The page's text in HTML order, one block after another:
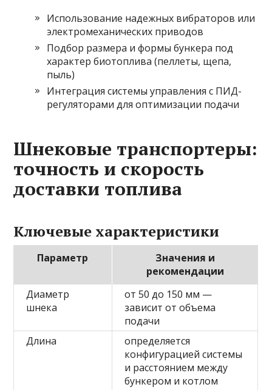
Использование надежных вибраторов или
электромеханических приводов
Подбор размера и формы бункера под
характер биотоплива (пеллеты, щепа,
пыль)
Интеграция системы управления с ПИД-
регуляторами для оптимизации подачи
Шнековые транспортеры:
точность и скорость
доставки топлива
Ключевые характеристики
Параметр
Значения и
рекомендации
Диаметр
шнека
от 50 до 150 мм —
зависит от объема
подачи
Длина
определяется
конфигурацией системы
и расстоянием между
бункером и котлом